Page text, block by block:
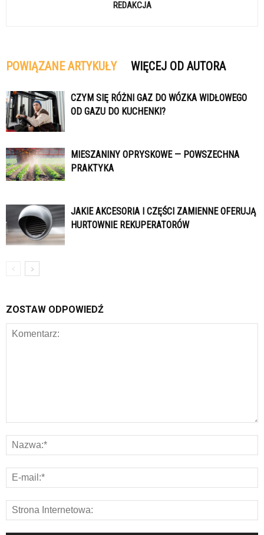
REDAKCJA
POWIĄZANE ARTYKUŁY WIĘCEJ OD AUTORA
CZYM SIĘ RÓŻNI GAZ DO WÓZKA WIDŁOWEGO
OD GAZU DO KUCHENKI?
MIESZANINY OPRYSKOWE — POWSZECHNA
PRAKTYKA
JAKIE AKCESORIA I CZĘŚCI ZAMIENNE OFERUJĄ
HURTOWNIE REKUPERATORÓW
ZOSTAW ODPOWIEDŹ